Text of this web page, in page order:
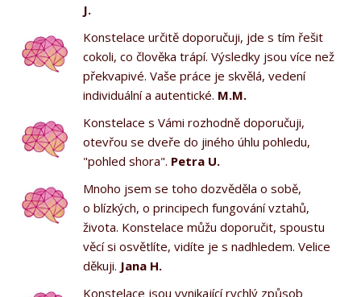
J.
Konstelace určitě doporučuji, jde s tím řešit
cokoli, co člověka trápí. Výsledky jsou více než
překvapivé. Vaše práce je skvělá, vedení
individuální a autentické. M.M.
Konstelace s Vámi rozhodně doporučuji,
otevřou se dveře do jiného úhlu pohledu,
"pohled shora". Petra U.
Mnoho jsem se toho dozvěděla o sobě,
o blízkých, o principech fungování vztahů,
života. Konstelace můžu doporučit, spoustu
věcí si osvětlíte, vidíte je s nadhledem. Velice
děkuji. Jana H.
Konstelace jsou vynikající rychlý způsob